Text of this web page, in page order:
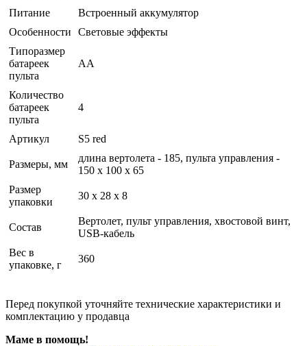
Питание
Встроенный аккумулятор
Особенности
Световые эффекты
Типоразмер
батареек
пульта
AA
Количество
батареек
пульта
4
Артикул S5 red
Размеры, мм
длина вертолета - 185, пульта управления -
150 х 100 х 65
Размер
упаковки
30 x 28 x 8
Состав
Вертолет, пульт управления, хвостовой винт,
USB-кабель
Вес в
упаковке, г
360
Перед покупкой уточняйте технические характеристики и
комплектацию у продавца
Маме в помощь!